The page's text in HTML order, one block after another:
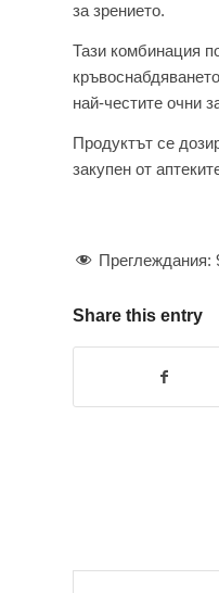
за зрението.
Тази комбинация
най-честите очни
Продуктът се
закупен от
Преглеждания:
Share this entry